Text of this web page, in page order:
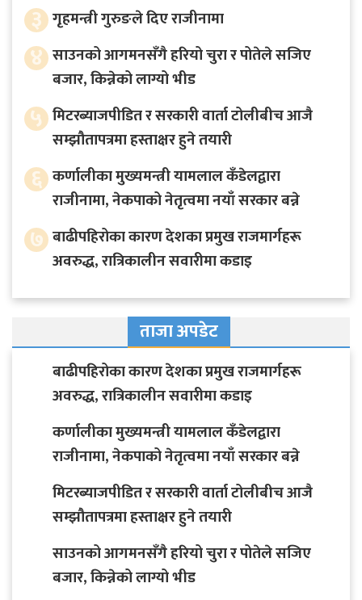
३ गृहमन्त्री गुरुङले दिए राजीनामा
४ साउनको आगमनसँगै हरियो चुरा र पोतेले सजिए
बजार, किन्नेको लाग्यो भीड
५ मिटरब्याजपीडित र सरकारी वार्ता टोलीबीच आजै
सम्झौतापत्रमा हस्ताक्षर हुने तयारी
६ कर्णालीका मुख्यमन्त्री यामलाल कँडेलद्वारा
राजीनामा, नेकपाको नेतृत्वमा नयाँ सरकार बन्ने
७ बाढीपहिरोका कारण देशका प्रमुख राजमार्गहरू
अवरुद्ध, रात्रिकालीन सवारीमा कडाइ
ताजा अपडेट
बाढीपहिरोका कारण देशका प्रमुख राजमार्गहरू
अवरुद्ध, रात्रिकालीन सवारीमा कडाइ
कर्णालीका मुख्यमन्त्री यामलाल कँडेलद्वारा
राजीनामा, नेकपाको नेतृत्वमा नयाँ सरकार बन्ने
मिटरब्याजपीडित र सरकारी वार्ता टोलीबीच आजै
सम्झौतापत्रमा हस्ताक्षर हुने तयारी
साउनको आगमनसँगै हरियो चुरा र पोतेले सजिए
बजार, किन्नेको लाग्यो भीड